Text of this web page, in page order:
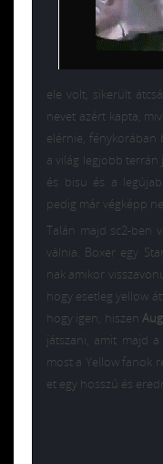
ele volt, sikerült
nevet azért kapta,
elérnie, fénykorában
a világ legjobb terrán
és bisu és a
pedig már végképp
Talán majd sc2-ben
válnia. Boxer egy
nak amikor
hogy esetleg yellow
hogy igen, hiszen
játszani, amit majd a
most a Yellow fanok
et egy hosszú és